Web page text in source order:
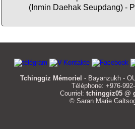
(Inmin Daehak Seupdang)
Tchinggiz Mémoriel - Bayanzukh -
Téléphone: +976-
Courriel: tchinggiz05 @
© Saran Marie